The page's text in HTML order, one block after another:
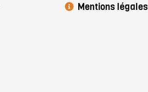
Mentions légales